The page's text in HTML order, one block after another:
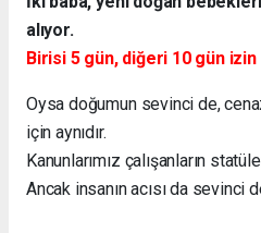
alıyor.
Birisi 5 gün, diğeri 10 gün
Oysa doğumun sevinci de,
için aynıdır.
Kanunlarımız çalışanların
Ancak insanın acısı da sevinci